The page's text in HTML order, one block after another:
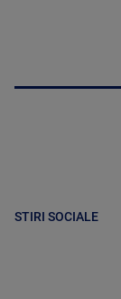
STIRI SOCIALE